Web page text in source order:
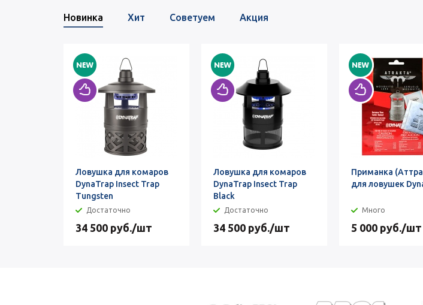
Новинка Хит Советуем Акция
Ловушка для комаров
DynaTrap Insect Trap
Tungsten
Достаточно
34 500 руб./шт
Ловушка для комаров
DynaTrap Insect Trap
Black
Достаточно
34 500 руб./шт
Приманка
для ловушек
Много
5 000 руб./шт